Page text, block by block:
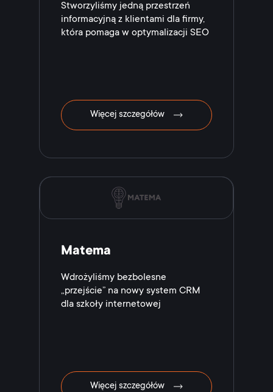
Stworzyliśmy jedną przestrzeń
informacyjną z klientami dla firmy,
która pomaga w optymalizacji SEO
Więcej szczegółów
Matema
Wdrożyliśmy bezbolesne
„przejście” na nowy system CRM
dla szkoły internetowej
Więcej szczegółów